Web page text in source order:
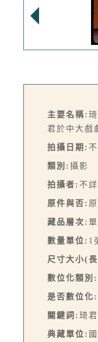
主要名稱:
君於中大戲
拍攝日期:
類別: 攝影
拍攝者: 不詳
原件與否:
藏品層次:
數量單位: 1
尺寸大小(
數位化類別:
是否數位化:
關鍵詞: 琦
典藏單位: